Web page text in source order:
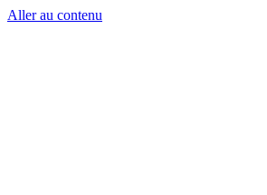
Aller au contenu